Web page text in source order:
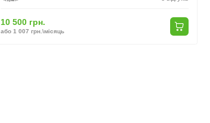
10 500 грн.
або 1 007 грн.\місяць